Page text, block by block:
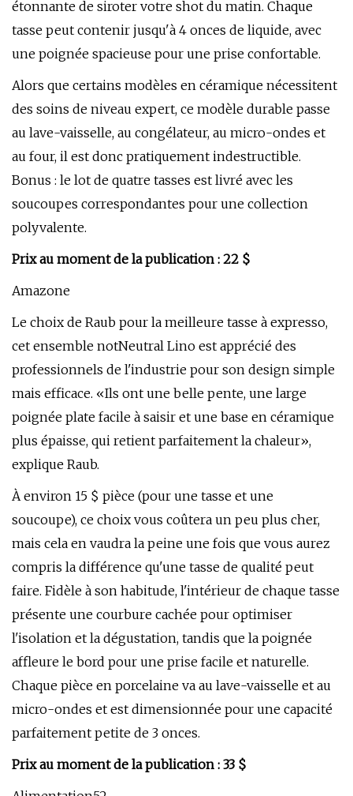
étonnante de siroter votre shot du matin. Chaque
tasse peut contenir jusqu'à 4 onces de liquide, avec
une poignée spacieuse pour une prise confortable.
Alors que certains modèles en céramique nécessitent
des soins de niveau expert, ce modèle durable passe
au lave-vaisselle, au congélateur, au micro-ondes et
au four, il est donc pratiquement indestructible.
Bonus : le lot de quatre tasses est livré avec les
soucoupes correspondantes pour une collection
polyvalente.
Prix ​​au moment de la publication : 22 $
Amazone
Le choix de Raub pour la meilleure tasse à expresso,
cet ensemble notNeutral Lino est apprécié des
professionnels de l'industrie pour son design simple
mais efficace. «Ils ont une belle pente, une large
poignée plate facile à saisir et une base en céramique
plus épaisse, qui retient parfaitement la chaleur»,
explique Raub.
À environ 15 $ pièce (pour une tasse et une
soucoupe), ce choix vous coûtera un peu plus cher,
mais cela en vaudra la peine une fois que vous aurez
compris la différence qu'une tasse de qualité peut
faire. Fidèle à son habitude, l'intérieur de chaque tasse
présente une courbure cachée pour optimiser
l'isolation et la dégustation, tandis que la poignée
affleure le bord pour une prise facile et naturelle.
Chaque pièce en porcelaine va au lave-vaisselle et au
micro-ondes et est dimensionnée pour une capacité
parfaitement petite de 3 onces.
Prix ​​au moment de la publication : 33 $